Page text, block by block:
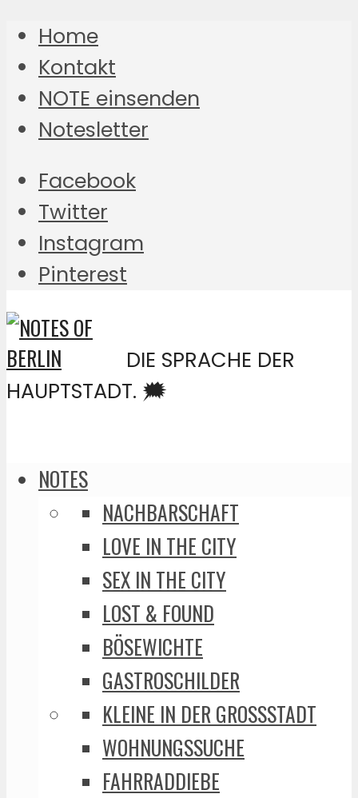
Home
Kontakt
NOTE einsenden
Notesletter
Facebook
Twitter
Instagram
Pinterest
DIE SPRACHE DER
HAUPTSTADT. 🗯️
NOTES
NACHBARSCHAFT
LOVE IN THE CITY
SEX IN THE CITY
LOST & FOUND
BÖSEWICHTE
GASTROSCHILDER
KLEINE IN DER GROSSSTADT
WOHNUNGSSUCHE
FAHRRADDIEBE